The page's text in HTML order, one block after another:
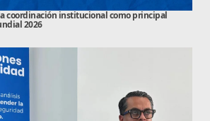
coordinación institucional como principal
2026